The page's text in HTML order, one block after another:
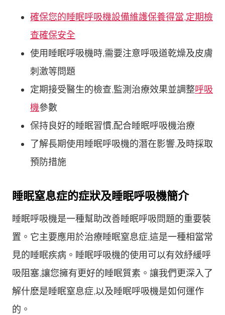
確保您的睡眠呼吸機設備維護保養得當,定期檢
查確保安全
使用睡眠呼吸機時,需要注意呼吸道乾燥及皮膚
刺激等問題
定期接受醫生的檢查,監測治療效果並調整呼吸
機參數
保持良好的睡眠習慣,配合睡眠呼吸機治療
了解長期使用睡眠呼吸機的潛在影響,及時採取
預防措施
睡眠窒息症的症狀及睡眠呼吸機簡介
睡眠呼吸機是一種幫助改善睡眠呼吸問題的重要裝
置。它主要應用於治療睡眠窒息症,這是一種相當常
見的睡眠疾病。睡眠呼吸機的使用可以有效紓緩呼
吸阻塞,讓您擁有更好的睡眠質素。讓我們更深入了
解什麽是睡眠窒息症,以及睡眠呼吸機是如何運作
的。